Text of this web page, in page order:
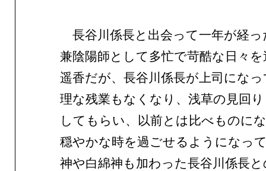
長谷川係長と出会って一年が経っ
兼陰陽師として多忙で苛酷な日々
遥香だが、長谷川係長が上司にな
理な残業もなくなり、浅草の見回
してもらい、以前とは比べものに
穏やかな時を過ごせるようになっ
神や白綿神も加わった長谷川係長